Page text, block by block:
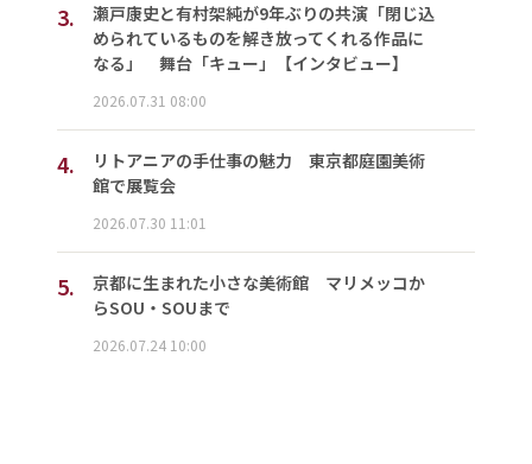
3.
瀬戸康史と有村架純が9年ぶりの共演「閉じ込
められているものを解き放ってくれる作品に
なる」 舞台「キュー」【インタビュー】
2026.07.31 08:00
4.
リトアニアの手仕事の魅力 東京都庭園美術
館で展覧会
2026.07.30 11:01
5.
京都に生まれた小さな美術館 マリメッコか
らSOU・SOUまで
2026.07.24 10:00